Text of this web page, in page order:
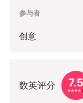
参与者
创意
数英评分 7.5